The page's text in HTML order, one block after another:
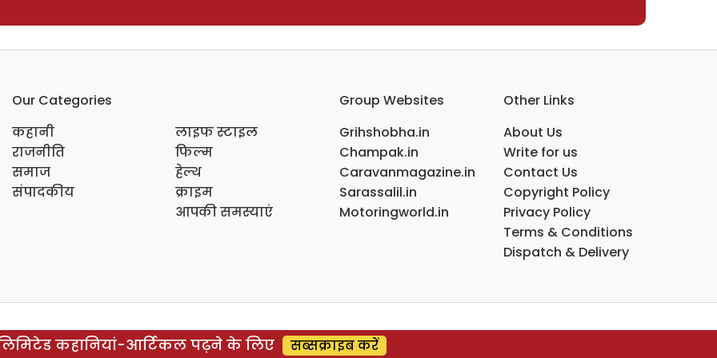
Our Categories
कहानी
राजनीति
समाज
संपादकीय
लाइफ स्टाइल
फिल्म
हेल्थ
क्राइम
आपकी समस्याएं
Group Websites
Grihshobha.in
Champak.in
Caravanmagazine.in
Sarassalil.in
Motoringworld.in
Other Links
About Us
Write for us
Contact Us
Copyright Policy
Privacy Policy
Terms & Conditions
Dispatch & Delivery
कहानियां-आर्टिकल पढ़ने के लिए सब्सक्राइब करें